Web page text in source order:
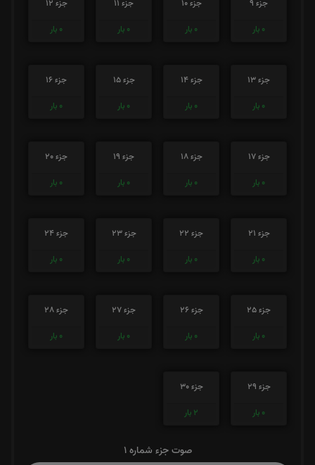
جزء 9
0 بار
جزء 10
0 بار
جزء 11
0 بار
جزء 12
0 بار
جزء 13
0 بار
جزء 14
0 بار
جزء 15
0 بار
جزء 16
0 بار
جزء 17
0 بار
جزء 18
0 بار
جزء 19
0 بار
جزء 20
0 بار
جزء 21
0 بار
جزء 22
0 بار
جزء 23
0 بار
جزء 24
0 بار
جزء 25
0 بار
جزء 26
0 بار
جزء 27
0 بار
جزء 28
0 بار
جزء 29
0 بار
جزء 30
2 بار
صوت جزء شماره 1